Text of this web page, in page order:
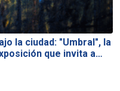
la ciudad: "Umbral", la
que invita a…